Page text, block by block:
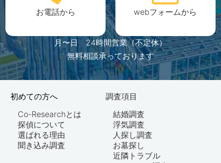
お電話から webフォームから
月〜日 24時間営業（不定休）
無料相談承っております
初めての方へ
Co-Researchとは
探偵について
選ばれる理由
聞き込み調査
調査項目
結婚調査
浮気調査
人探し調査
お墓探し
近隣トラブル